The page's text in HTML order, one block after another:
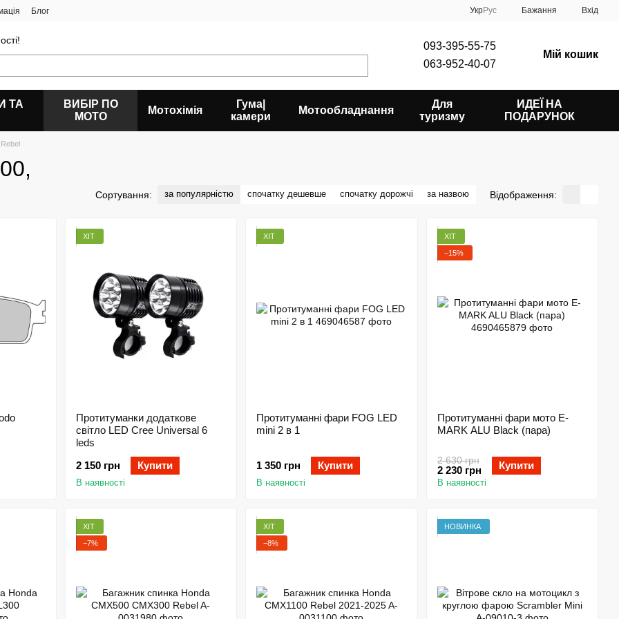
Блог УкрРус Бажання Вхід
093-395-55-75
063-952-40-07
Мій кошик
ТА
ВИБІР ПО
МОТО
Мотохімія
Гума|
камери
Мотообладнання
Для
туризму
ИДЕЇ НА
ПОДАРУНОК
Сортування: за популярністю спочатку дешевше спочатку дорожчі за назвою Відображення:
ХІТ
Протитуманки додаткове
світло LED Cree Universal 6
leds
2 150 грн
Купити
В наявності
ХІТ
Протитуманні фари FOG LED
mini 2 в 1
1 350 грн Купити
В наявності
ХІТ
−15%
Протитуманні фари мото E-
MARK ALU Black (пара)
2 630 грн
2 230 грн Купити
В наявності
ХІТ
−7%
ХІТ
−8%
НОВИНКА